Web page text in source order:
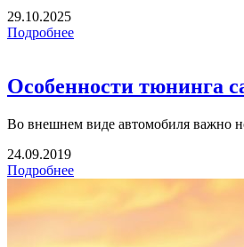
29.10.2025
Подробнее
Особенности тюнинга
Во внешнем виде автомобиля важно
24.09.2019
Подробнее